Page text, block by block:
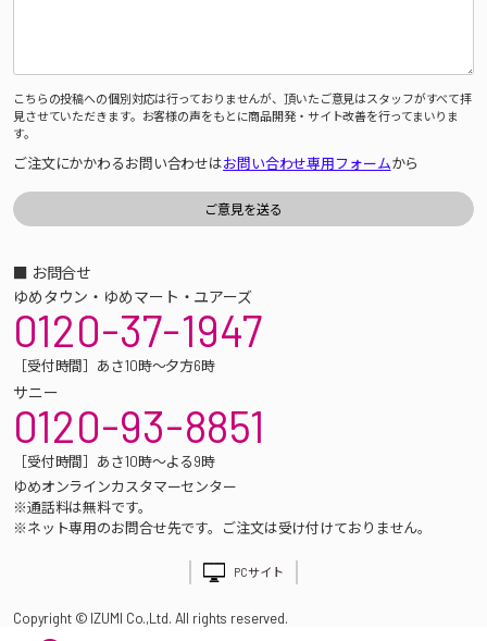
こちらの投稿への個別対応は行っておりませんが、頂いたご意見はスタッフがすべて拝
見させていただきます。お客様の声をもとに商品開発・サイト改善を行ってまいりま
す。
ご注文にかかわるお問い合わせはお問い合わせ専用フォームから
■ お問合せ
ゆめタウン・ゆめマート・ユアーズ
0120-37-1947
［受付時間］あさ10時～夕方6時
サニー
0120-93-8851
［受付時間］あさ10時～よる9時
ゆめオンラインカスタマーセンター
※通話料は無料です。
※ネット専用のお問合せ先です。ご注文は受け付けておりません。
PCサイト
Copyright © IZUMI Co.,Ltd. All rights reserved.